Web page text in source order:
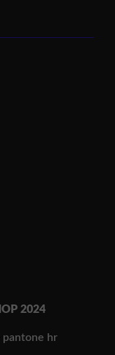
OP 2024